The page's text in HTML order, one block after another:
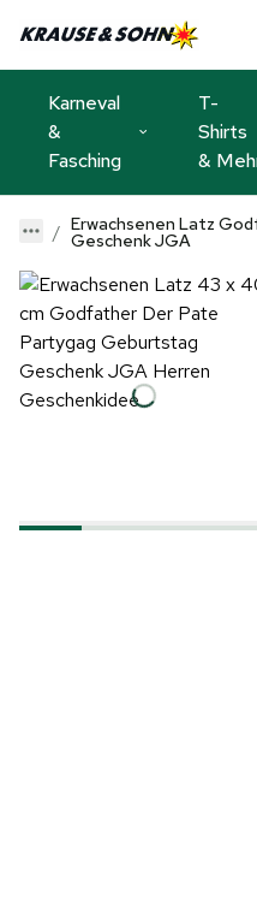
Karneval
&
Fasching
T-
Shirts
&
Erwachsenen Latz
Geschenk JGA